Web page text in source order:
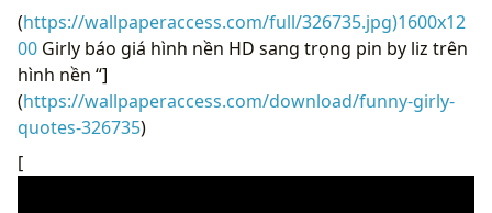
(https://wallpaperaccess.com/full/326735.jpg)1600x12
00 Girly báo giá hình nền HD sang trọng pin by liz trên
hình nền “]
(https://wallpaperaccess.com/download/funny-girly-
quotes-326735)
[